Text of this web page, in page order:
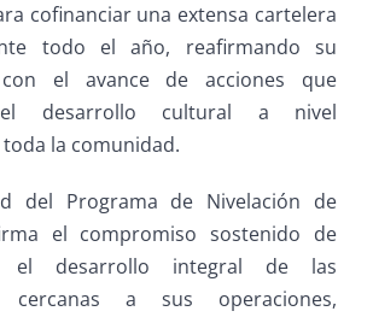
cofinanciar una extensa cartelera
todo el año, reafirmando su
el avance de acciones que
el desarrollo cultural a nivel
la comunidad.
del Programa de Nivelación de
el compromiso sostenido de
el desarrollo integral de las
cercanas a sus operaciones,